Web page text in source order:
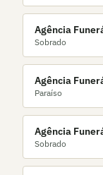
Agência
Sobrado
Agência
C.ª Lda.
Paraíso
Agência
Lda.
Sobrado